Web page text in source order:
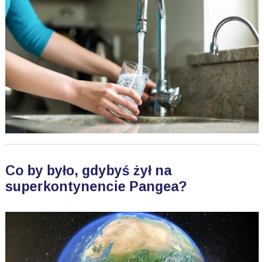
Co by było, gdybyś żył na
superkontynencie Pangea?